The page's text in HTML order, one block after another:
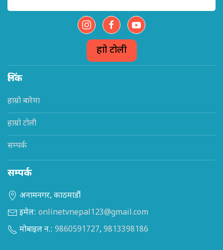
हाम्रो टोली
लिंक
हाम्रो बारेमा
हाम्रो टोली
सम्पर्क
सम्पर्क
अनामनगर, काठमाडौं
इमेल: onlinetvnepal123@gmail.com
मोबाइल न.: 9860591727, 9813398186